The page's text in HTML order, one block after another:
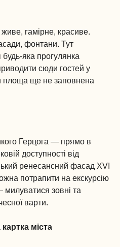
гамірне, красиве.
фонтани. Тут
будь-яка прогулянка
сюди гостей у
площа ще не заповнена
Герцога — прямо в
доступності від
ренесансний фасад XVI
потрапити на екскурсію
зовні та
варти.
міста